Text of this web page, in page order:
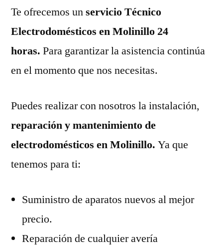
Te ofrecemos unservicio Técnico
Electrodomésticos en Molinillo 24
horas. Para garantizar la asistencia continúa
en el momento que nos necesitas.
Puedes realizar con nosotros la instalación,
reparación y mantenimiento de
electrodomésticos en Molinillo. Ya que
tenemos para ti:
Suministro de aparatos nuevos al mejor
precio.
Reparación de cualquier avería